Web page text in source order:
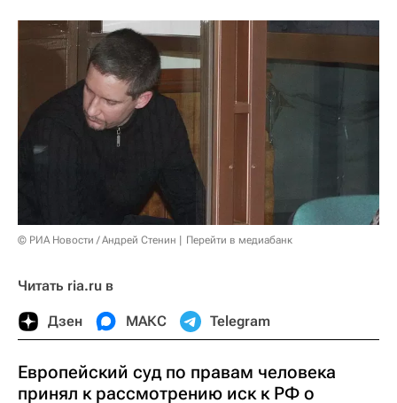
© РИА Новости / Андрей Стенин Перейти в медиабанк
Читать ria.ru в
Дзен МАКС Telegram
Европейский суд по правам человека
принял к рассмотрению иск к РФ о